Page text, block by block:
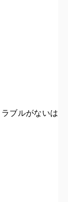
ラブルがないは